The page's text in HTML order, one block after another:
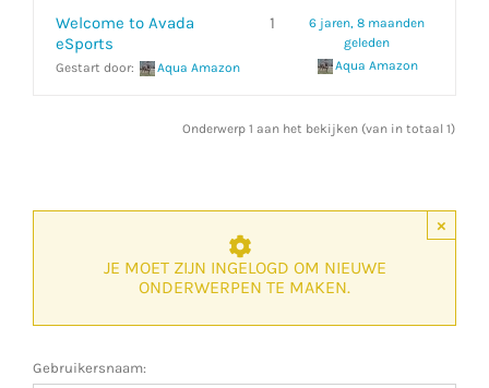
Welcome to Avada
eSports
Gestart door: Aqua Amazon
1
6 jaren, 8 maanden
geleden
Aqua Amazon
Onderwerp 1 aan het bekijken (van in totaal 1)
×
JE MOET ZIJN INGELOGD OM NIEUWE
ONDERWERPEN TE MAKEN.
Gebruikersnaam: